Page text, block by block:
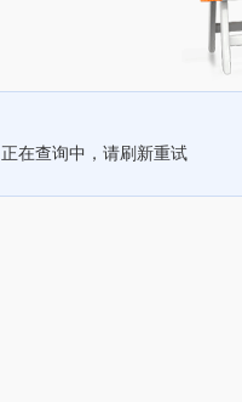
正在查询中，请刷新重试